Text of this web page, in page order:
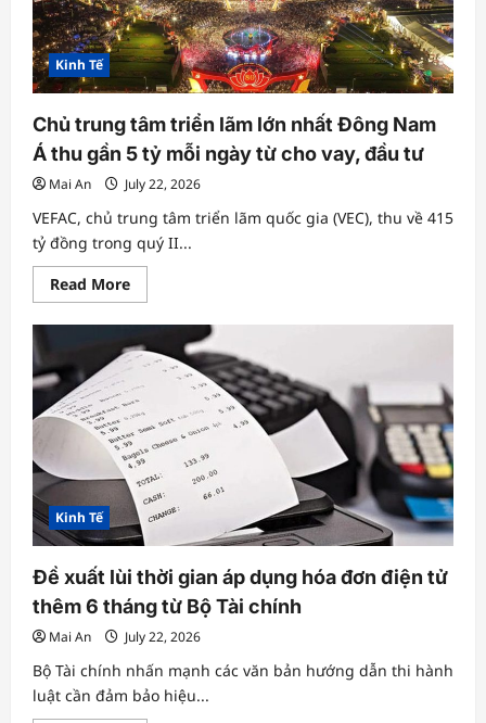
thế
nào?
Kinh Tế
Chủ trung tâm triển lãm lớn nhất Đông Nam
Á thu gần 5 tỷ mỗi ngày từ cho vay, đầu tư
Mai An July 22, 2026
VEFAC, chủ trung tâm triển lãm quốc gia (VEC), thu về 415
tỷ đồng trong quý II...
Read MoreRead
more
Chủ
trung
tâm
triển
lãm
lớn
nhất
Đông
Nam
Á
thu
gần
5
tỷ
mỗi
từ
cho
vay,
đầu
tư
Kinh Tế
Đề xuất lùi thời gian áp dụng hóa đơn điện tử
thêm 6 tháng từ Bộ Tài chính
Mai An July 22, 2026
Bộ Tài chính nhấn mạnh các văn bản hướng dẫn thi hành
luật cần đảm bảo hiệu...